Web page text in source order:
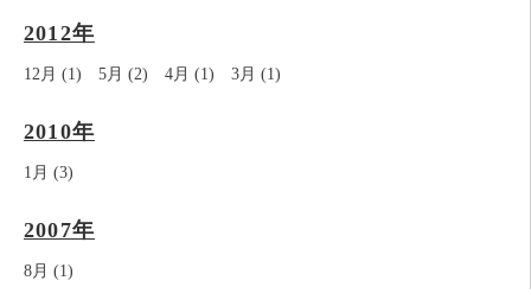
2012年
12月 (1) 5月 (2) 4月 (1) 3月 (1)
2010年
1月 (3)
2007年
8月 (1)